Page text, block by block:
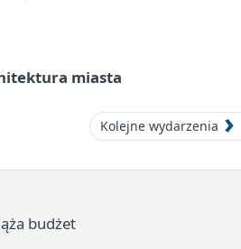
miasta
Kolejne wydarzenia
budżet